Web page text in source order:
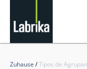
Zuhause /Tipos de